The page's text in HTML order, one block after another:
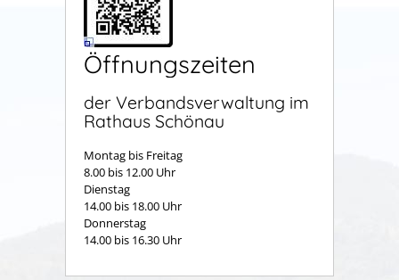
Öffnungszeiten
der Verbandsverwaltung im
Rathaus Schönau
Montag bis Freitag
8.00 bis 12.00 Uhr
Dienstag
14.00 bis 18.00 Uhr
Donnerstag
14.00 bis 16.30 Uhr